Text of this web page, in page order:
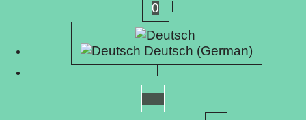
0
Deutsch (German)